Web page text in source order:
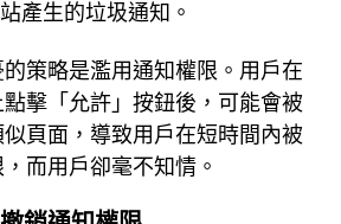
產生的垃圾通知。
策略是濫用通知權限。用戶在
擊「允許」按鈕後，可能會被
頁面，導致用戶在短時間內被
而用戶卻毫不知情。